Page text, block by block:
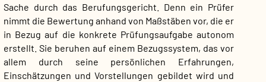
Sache durch das Berufungsgericht. Denn ein Prüfer
nimmt die Bewertung anhand von Maßstäben vor, die er
in Bezug auf die konkrete Prüfungsaufgabe autonom
erstellt. Sie beruhen auf einem Bezugssystem, das vor
allem durch seine persönlichen Erfahrungen,
Einschätzungen und Vorstellungen gebildet wird und